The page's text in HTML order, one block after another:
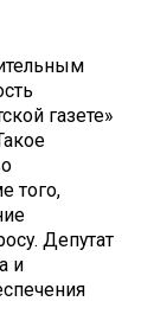
газете»
того,
Депутат
и